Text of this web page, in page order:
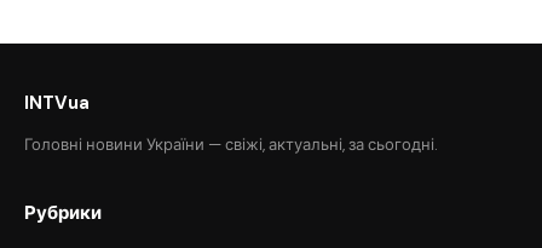
INTVua
Головні новини України — свіжі, актуальні, за сьогодні.
Рубрики